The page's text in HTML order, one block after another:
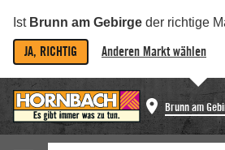
Ist Brunn am Gebirge der richtige
JA, RICHTIG Anderen Markt wählen
Brunn am